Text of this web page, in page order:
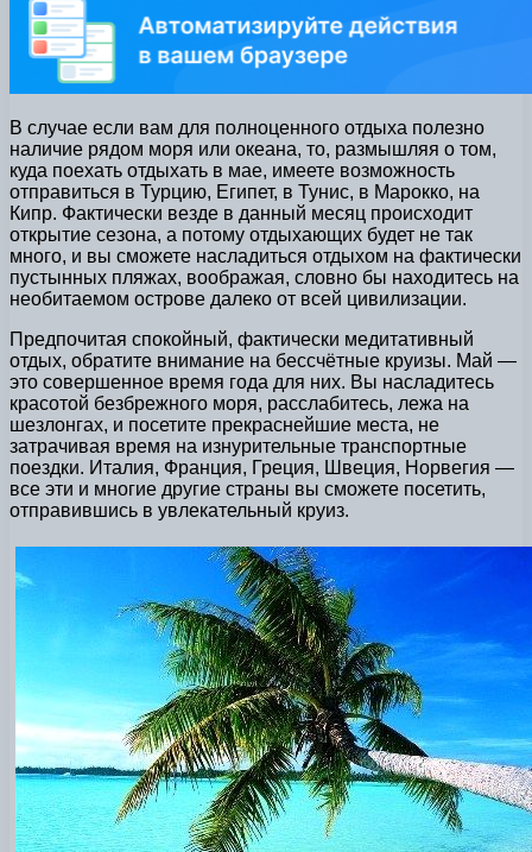
В случае если вам для полноценного отдыха полезно
наличие рядом моря или океана, то, размышляя о том,
куда поехать отдыхать в мае, имеете возможность
отправиться в Турцию, Египет, в Тунис, в Марокко, на
Кипр. Фактически везде в данный месяц происходит
открытие сезона, а потому отдыхающих будет не так
много, и вы сможете насладиться отдыхом на фактически
пустынных пляжах, воображая, словно бы находитесь на
необитаемом острове далеко от всей цивилизации.
Предпочитая спокойный, фактически медитативный
отдых, обратите внимание на бессчётные круизы. Май —
это совершенное время года для них. Вы насладитесь
красотой безбрежного моря, расслабитесь, лежа на
шезлонгах, и посетите прекраснейшие места, не
затрачивая время на изнурительные транспортные
поездки. Италия, Франция, Греция, Швеция, Норвегия —
все эти и многие другие страны вы сможете посетить,
отправившись в увлекательный круиз.